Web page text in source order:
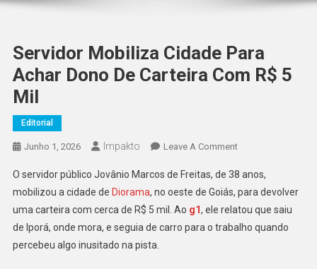
Servidor Mobiliza Cidade Para
Achar Dono De Carteira Com R$ 5
Mil
Editorial
Junho 1, 2026 Impakto Leave A CommentOn
Mobiliza
Cidade
Para
Achar
O servidor público Jovânio Marcos de Freitas, de 38 anos,
mobilizou a cidade de Diorama, no oeste de Goiás, para devolver
uma carteira com cerca de R$ 5 mil. Ao g1, ele relatou que saiu
de Iporá, onde mora, e seguia de carro para o trabalho quando
percebeu algo inusitado na pista.